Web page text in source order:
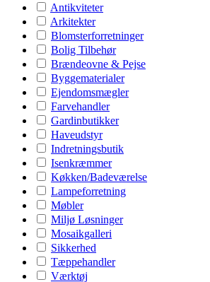
Antikviteter
Arkitekter
Blomsterforretninger
Bolig Tilbehør
Brændeovne & Pejse
Byggematerialer
Ejendomsmægler
Farvehandler
Gardinbutikker
Haveudstyr
Indretningsbutik
Isenkræmmer
Køkken/Badeværelse
Lampeforretning
Møbler
Miljø Løsninger
Mosaikgalleri
Sikkerhed
Tæppehandler
Værktøj